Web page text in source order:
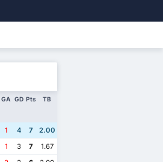
GA GD Pts TB
1 4 7
2.00
1 3 7
1.67